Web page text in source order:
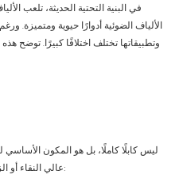
في البنية التحتية الحديثة، تلعب
الألياف الضوئية أدوارًا حيوية ومتميزة.
وتطبيقاتها تختلف اختلافًا كبيرًا. توضح
ليس كابلًا كاملًا، بل هو المكون الأساسي
عالي النقاء أو الزجاج المُشَبَّب. يتضمن هيكله البسيط ما يلي: